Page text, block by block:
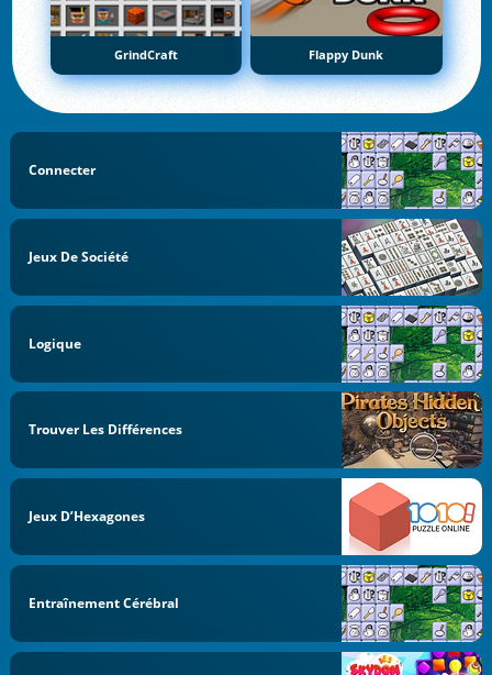
GrindCraft Flappy Dunk
Connecter
Jeux De Société
Logique
Trouver Les Différences
Jeux D’Hexagones
Entraînement Cérébral